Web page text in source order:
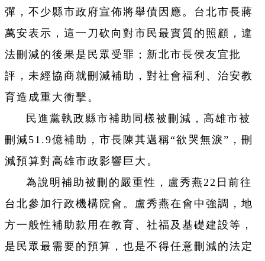
彈，不少縣市政府宣佈將舉債因應。台北市長蔣
萬安表示，這一刀砍向對市民最實質的照顧，違
法刪減的後果是民眾受罪；新北市長侯友宜批
評，未經協商就刪減補助，對社會福利、治安教
育造成重大衝擊。
民進黨執政縣市補助同樣被刪減，高雄市被
刪減51.9億補助，市長陳其邁稱“欲哭無淚”，刪
減預算對高雄市政影響巨大。
為說明補助被刪的嚴重性，盧秀燕22日前往
台北參加行政機構院會。盧秀燕在會中強調，地
方一般性補助款用在教育、社福及基礎建設等，
是民眾最需要的預算，也是不得任意刪減的法定